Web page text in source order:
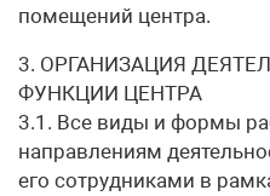
помещений центра.
3. ОРГАНИЗАЦИЯ
ФУНКЦИИ ЦЕНТРА
3.1. Все виды и формы
направлениям
его сотрудниками в